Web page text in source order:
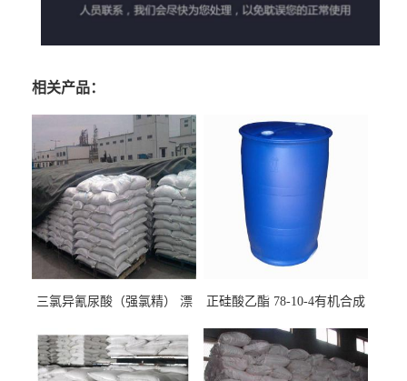
相关产品：
三氯异氰尿酸（强氯精） 漂
正硅酸乙酯 78-10-4有机合成